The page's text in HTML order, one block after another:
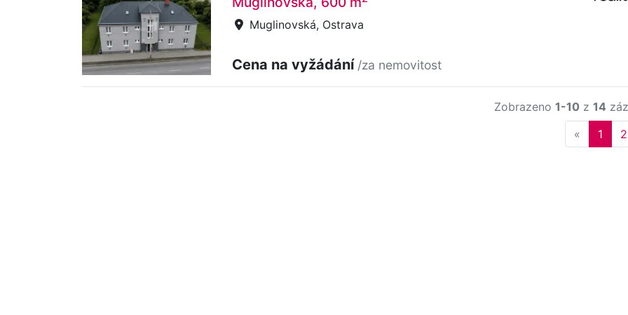
Muglinovská, Ostrava
Cena na vyžádání /za nemovitost
Zobrazeno 1-10 z 14
« Previous
1 2